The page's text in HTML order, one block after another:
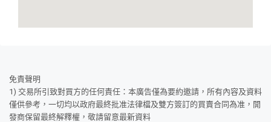
免責聲明
1) 交易所引致對買方的任何責任：本廣告僅為要約邀請，所有內容及資料
僅供參考，一切均以政府最終批准法律檔及雙方簽訂的買賣合同為准，開
發商保留最終解釋權，敬請留意最新資料